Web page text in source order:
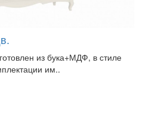
из бука+МДФ, в стиле
им..